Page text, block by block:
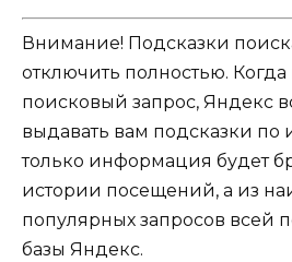
Внимание! Подсказки
отключить полностью.
поисковый запрос, Яндекс
выдавать вам подсказки по
только информация будет
истории посещений, а из
популярных запросов всей
базы Яндекс.